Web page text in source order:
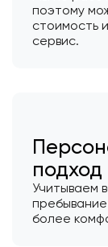
поэтому
стоимость
сервис.
подход
Учитываем
более